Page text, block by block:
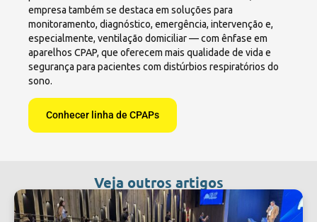
empresa também se destaca em soluções para
monitoramento, diagnóstico, emergência, intervenção e,
especialmente, ventilação domiciliar — com ênfase em
aparelhos CPAP, que oferecem mais qualidade de vida e
segurança para pacientes com distúrbios respiratórios do
sono.
Conhecer linha de CPAPs
Veja outros artigos